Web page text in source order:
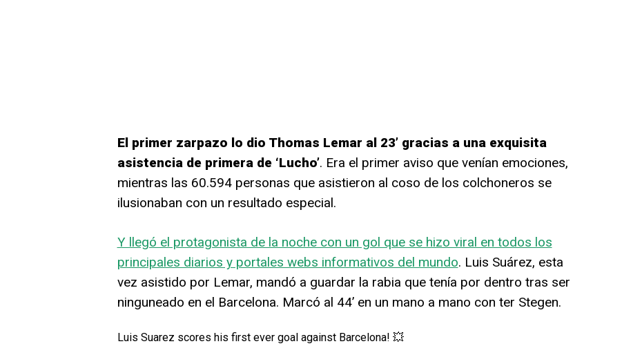
El primer zarpazo lo dio Thomas Lemar al 23’ gracias a una exquisita
asistencia de primera de ‘Lucho’. Era el primer aviso que venían emociones,
mientras las 60.594 personas que asistieron al coso de los colchoneros se
ilusionaban con un resultado especial.
Y llegó el protagonista de la noche con un gol que se hizo viral en todos los
principales diarios y portales webs informativos del mundo. Luis Suárez, esta
vez asistido por Lemar, mandó a guardar la rabia que tenía por dentro tras ser
ninguneado en el Barcelona. Marcó al 44’ en un mano a mano con ter Stegen.
Luis Suarez scores his first ever goal against Barcelona! 💥